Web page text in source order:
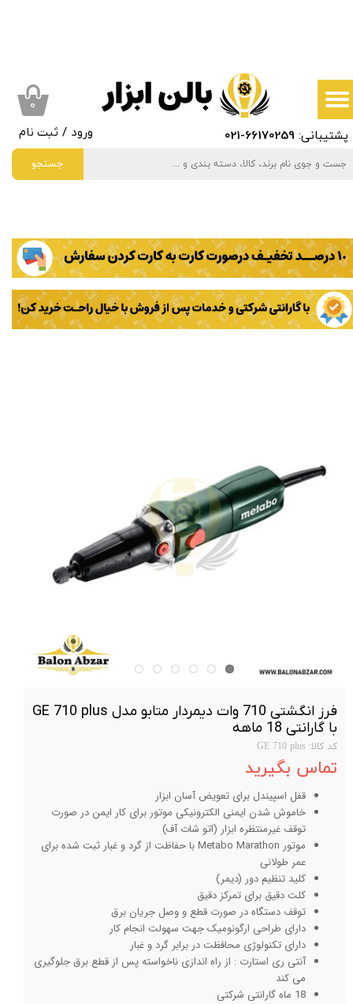
جستجو
پشتیبانی:66170259
-021 ورود / ثبت نام
سفارشات
خروج از حساب کاربری
۰
فرز انگشتی 710 وات دیمردار متابو مدل GE 710 plus
با گارانتی 18 ماهه
کد کالا: GE 710 plus
تماس بگیرید
قفل اسپیندل برای تعویض آسان ابزار
خاموش شدن ایمنی الکترونیکی موتور برای کار ایمن در صورت
توقف غیرمنتظره ابزار (اتو شات آف)
موتور Metabo Marathon با حفاظت از گرد و غبار ثبت شده برای
عمر طولانی
کلید تنظیم دور (دیمر)
کلت دقیق برای تمرکز دقیق
توقف دستگاه در صورت قطع و وصل جریان برق
دارای طراحی ارگونومیک جهت سهولت انجام کار
دارای تکنولوژی محافظت در برابر گرد و غبار
آنتی ری استارت : از راه اندازی ناخواسته پس از قطع برق جلوگیری
می کند
18 ماه گارانتی شرکتی